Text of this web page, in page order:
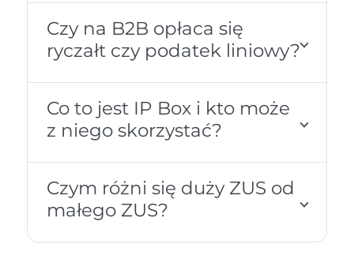
Czy na B2B opłaca się
ryczałt czy podatek liniowy?
Co to jest IP Box i kto może
z niego skorzystać?
Czym różni się duży ZUS od
małego ZUS?